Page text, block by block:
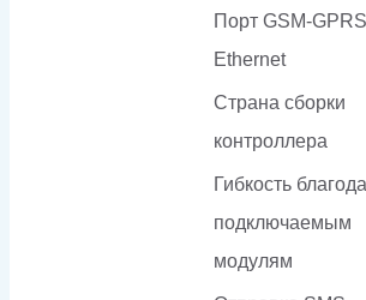
Порт GSM-
Ethernet
Страна сборки
контроллера
Гибкость
подключаемым
модулям